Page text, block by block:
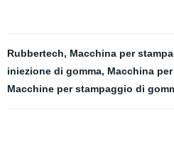
Rubbertech, Macchina per
iniezione di gomma, Macchina
Macchine per stampaggio di